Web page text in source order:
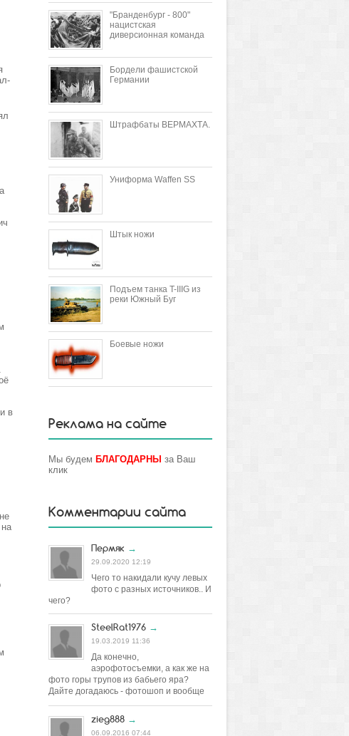
в
"Бранденбург - 800"
нацистская
диверсионная команда
Бордели фашистской
Германии
Штрафбаты ВЕРМАХТА.
Униформа Waffen SS
Штык ножи
Подъем танка T-IIIG из
реки Южный Буг
Боевые ножи
Реклама на сайте
Мы будем БЛАГОДАРНЫ за Ваш
клик
Комментарии сайта
Пермяк →
29.09.2020 12:19
Чего то накидали кучу левых
фото с разных источников.. И
чего?
SteelRat1976 →
19.03.2019 11:36
Да конечно,
аэрофотосъемки, а как же на
фото горы трупов из бабьего яра?
Дайте догадаюсь - фотошоп и вообще
zieg888 →
06.09.2016 07:44